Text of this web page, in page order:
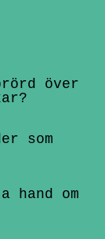
över
som
om